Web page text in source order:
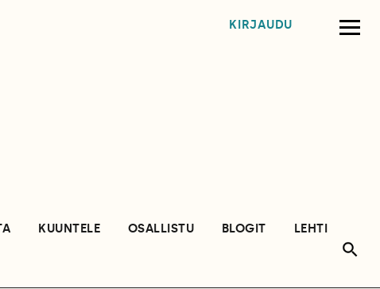
KIRJAUDU
KUUNTELE OSALLISTU BLOGIT
LEHTI